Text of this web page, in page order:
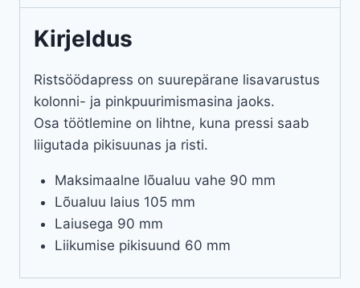
Kirjeldus
Ristsöödapress on suurepärane lisavarustus
kolonni- ja pinkpuurimismasina jaoks.
Osa töötlemine on lihtne, kuna pressi saab
liigutada pikisuunas ja risti.
Maksimaalne lõualuu vahe 90 mm
Lõualuu laius 105 mm
Laiusega 90 mm
Liikumise pikisuund 60 mm